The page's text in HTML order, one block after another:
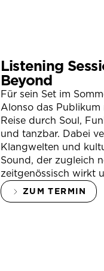
Listening
Beyond
Für sein Set im
Alonso das Publikum
Reise durch Soul,
und tanzbar. Dabei
Klangwelten und
Sound, der zugleich
zeitgenössisch wirkt
ZUM TERMIN